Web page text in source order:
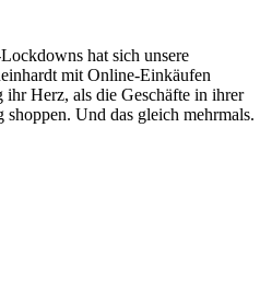
hat sich unsere
mit Online-Einkäufen
Herz, als die Geschäfte in ihrer
Und das gleich mehrmals.